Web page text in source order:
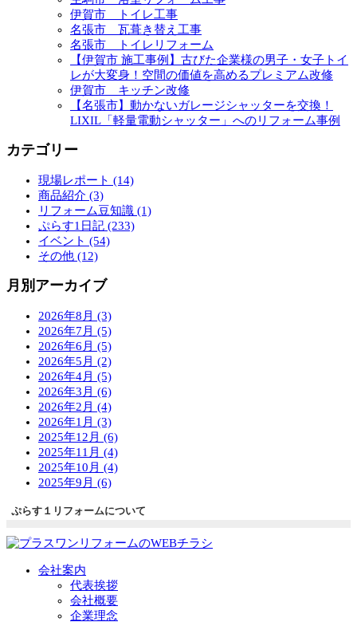
伊賀市 トイレ工事
名張市 瓦葺き替え工事
名張市 トイレリフォーム
【伊賀市 施工事例】古びた企業様の男子・女子トイ
レが大変身！空間の価値を高めるプレミアム改修
伊賀市 キッチン改修
【名張市】動かないガレージシャッターを交換！
LIXIL「軽量電動シャッター」へのリフォーム事例
カテゴリー
現場レポート (14)
商品紹介 (3)
リフォーム豆知識 (1)
ぷらす1日記 (233)
イベント (54)
その他 (12)
月別アーカイブ
2026年8月 (3)
2026年7月 (5)
2026年6月 (5)
2026年5月 (2)
2026年4月 (5)
2026年3月 (6)
2026年2月 (4)
2026年1月 (3)
2025年12月 (6)
2025年11月 (4)
2025年10月 (4)
2025年9月 (6)
ぷらす１リフォームについて
会社案内
代表挨拶
会社概要
企業理念